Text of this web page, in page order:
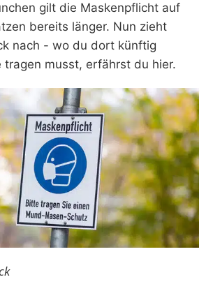
gilt die Maskenpflicht auf
bereits länger. Nun zieht
nach - wo du dort künftig
tragen musst, erfährst du hier.